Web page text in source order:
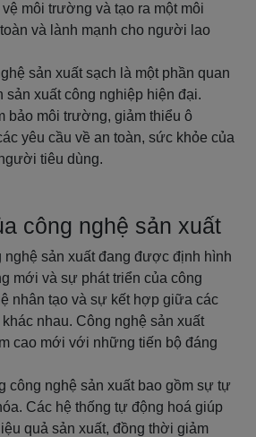
môi trường và tạo ra một môi
và lành mạnh cho người lao
sản xuất sạch là một phần quan
sản xuất công nghiệp hiện đại.
bảo môi trường, giảm thiểu ô
yêu cầu về an toàn, sức khỏe của
tiêu dùng.
công nghệ sản xuất
sản xuất đang được định hình
mới và sự phát triển của công
nhân tạo và sự kết hợp giữa các
nhau. Công nghệ sản xuất
cao mới với những tiến bộ đáng
công nghệ sản xuất bao gồm sự tự
Các hệ thống tự động hoá giúp
quả sản xuất, đồng thời giảm